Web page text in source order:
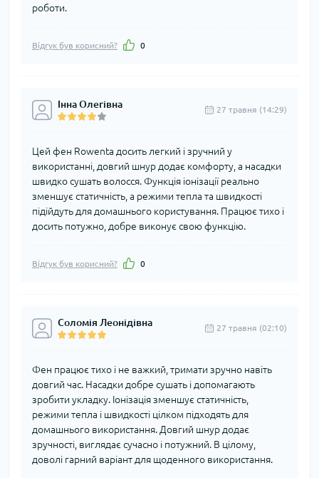
роботи.
Відгук був корисний? 0
Інна Олегівна 27 травня (14:29)
Цей фен Rowenta досить легкий і зручний у
використанні, довгий шнур додає комфорту, а насадки
швидко сушать волосся. Функція іонізації реально
зменшує статичність, а режими тепла та швидкості
підійдуть для домашнього користування. Працює тихо і
досить потужно, добре виконує свою функцію.
Відгук був корисний? 0
Соломія Леонідівна 27 травня (02:10)
Фен працює тихо і не важкий, тримати зручно навіть
довгий час. Насадки добре сушать і допомагають
зробити укладку. Іонізація зменшує статичність,
режими тепла і швидкості цілком підходять для
домашнього використання. Довгий шнур додає
зручності, виглядає сучасно і потужний. В цілому,
доволі гарний варіант для щоденного використання.